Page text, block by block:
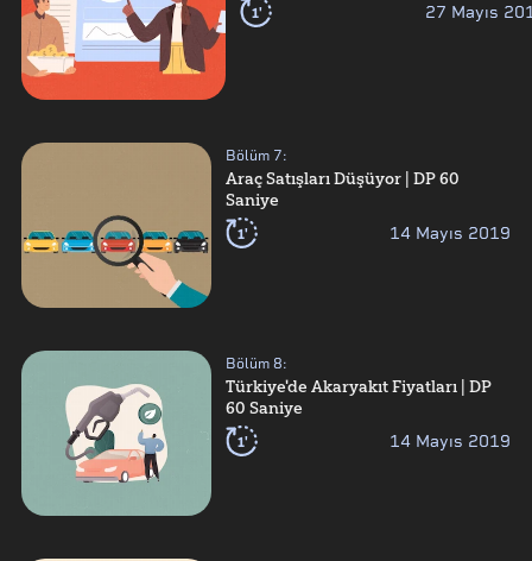
1' 27 Mayıs
Bölüm 7:
Araç Satışları Düşüyor | DP 60
Saniye
1' 14 Mayıs 2019
Bölüm 8:
Türkiye'de Akaryakıt Fiyatları | DP
60 Saniye
1' 14 Mayıs 2019